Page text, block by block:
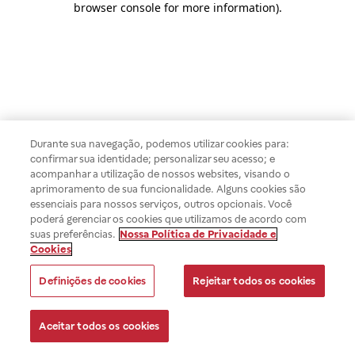
browser console for more information).
Durante sua navegação, podemos utilizar cookies para:
confirmar sua identidade; personalizar seu acesso; e
acompanhar a utilização de nossos websites, visando o
aprimoramento de sua funcionalidade. Alguns cookies são
essenciais para nossos serviços, outros opcionais. Você
poderá gerenciar os cookies que utilizamos de acordo com
suas preferências. Nossa Política de Privacidade e
Cookies
Definições de cookies Rejeitar todos os cookies
Aceitar todos os cookies